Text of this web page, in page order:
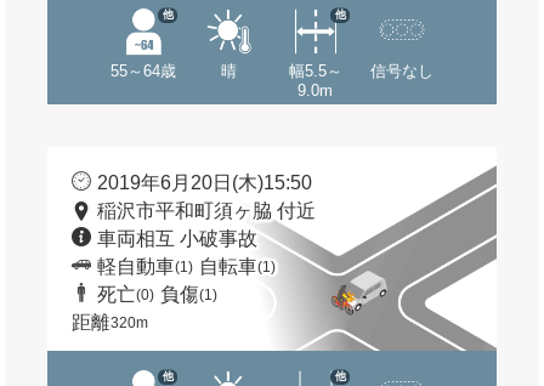
55～64歳
他
晴
幅5.5～
9.0m
他
信号なし
2019年6月20日(木)15:50
稲沢市平和町須ヶ脇 付近
車両相互 小破事故
軽自動車(1) 自転車(1)
死亡(0) 負傷(1)
距離320m
他 他